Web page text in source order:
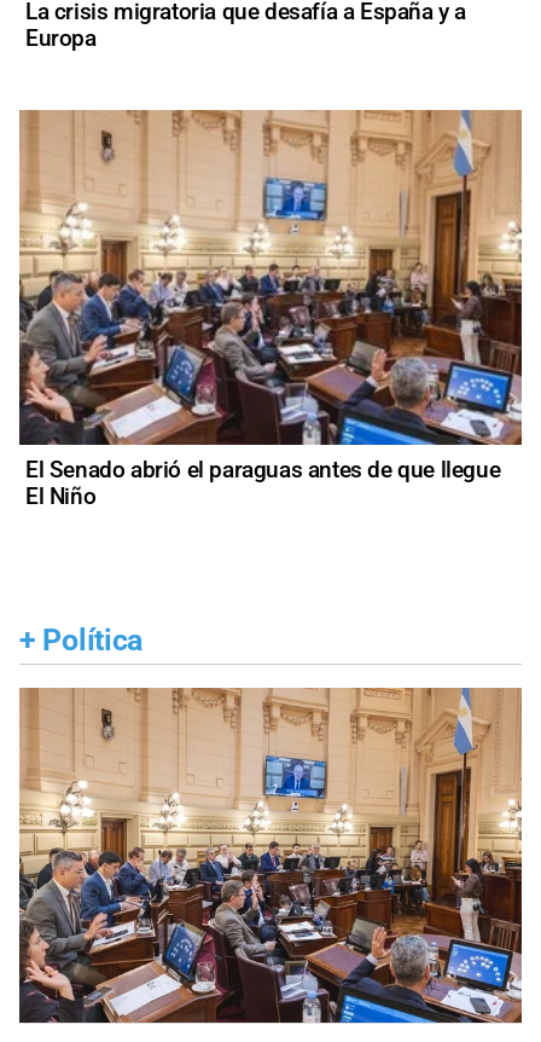
La crisis migratoria que desafía a España y a
Europa
El Senado abrió el paraguas antes de que llegue
El Niño
+ Política